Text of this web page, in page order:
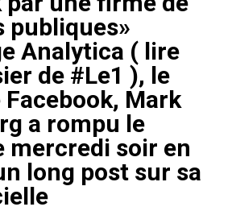
publiques»
Analytica ( lire
de #Le1 ), le
Mark
a rompu le
mercredi soir en
long post sur sa